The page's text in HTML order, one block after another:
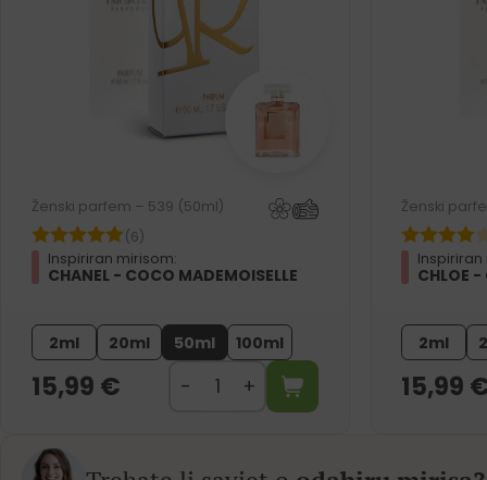
Ženski parfem – 539 (50ml)
(6)
Inspiriran mirisom:
CHANEL - COCO MADEMOISELLE
2ml 20ml 50ml 100ml
15,99 €
Ženski
CHLOE -
2ml
15,99